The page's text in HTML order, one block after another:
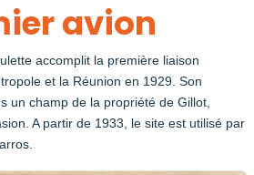
avion
accomplit la première liaison
et la Réunion en 1929. Son
un champ de la propriété de Gillot,
A partir de 1933, le site est utilisé par